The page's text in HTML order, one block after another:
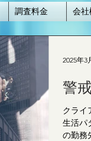
調査料金 会社
警
クライ
生活パ
の勤務
2025年3